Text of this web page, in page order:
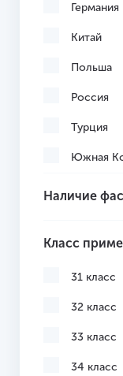
Серый
Темно-
Темно-
Черный
Желтый
Желто-
Германия
Китай
Польша
Россия
Турция
Южная
Наличие
Класс
31 класс
32 класс
33 класс
34 класс